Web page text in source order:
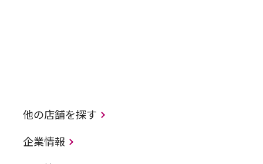
他の店舗を探す
企業情報